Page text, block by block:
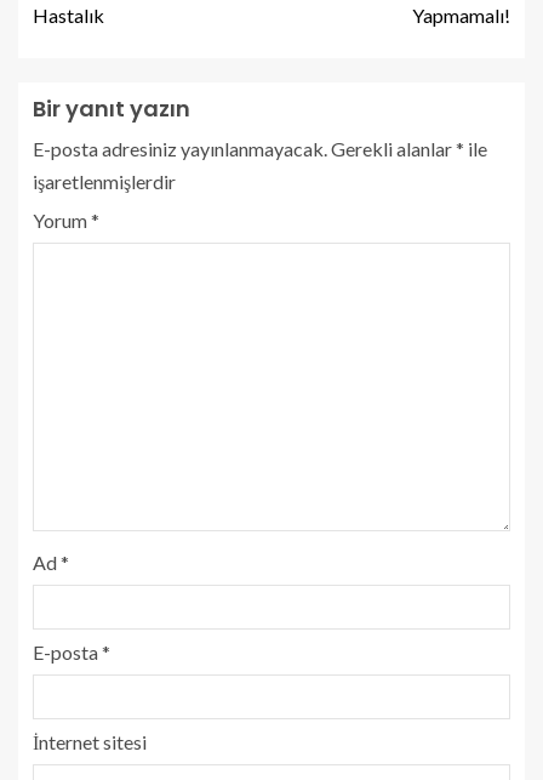
Hastalık
Yapmamalı!
Bir yanıt yazın
E-posta adresiniz yayınlanmayacak.Gerekli alanlar* ile
işaretlenmişlerdir
Yorum*
Ad*
E-posta*
İnternet sitesi